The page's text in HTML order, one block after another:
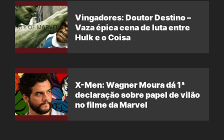
Vingadores: Doutor Destino –
Vaza épica cena de luta entre
Hulk e o Coisa
X-Men: Wagner Moura dá 1ª
declaração sobre papel de vilão
no filme da Marvel